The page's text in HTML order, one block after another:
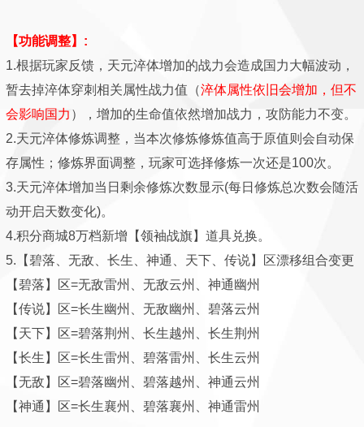
【功能调整】:
1.根据玩家反馈，天元淬体增加的战力会造成国力大幅波动，
暂去掉淬体穿刺相关属性战力值 （淬体属性依旧会增加，但不
会影响国力 ）
，增加的生命值依然增加战力，攻防能力不变。
2.天元淬体修炼调整，当本次修炼修炼值高于原值则会自动保
存属性；修炼界面调整，玩家可选择修炼一次还是100次。
3.天元淬体增加当日剩余修炼次数显示(每日修炼总次数会随活
动开启天数变化)。
4.积分商城8万档新增【领袖战旗】道具兑换。
5.【碧落、无敌、长生、神通、天下、传说】区漂移组合变更
【碧落】区=无敌雷州、无敌云州、神通幽州
【传说】区=长生幽州、无敌幽州、碧落云州
【天下】区=碧落荆州、长生越州、长生荆州
【长生】区=长生雷州、碧落雷州、长生云州
【无敌】区=碧落幽州、碧落越州、神通云州
【神通】区=长生襄州、碧落襄州、神通雷州